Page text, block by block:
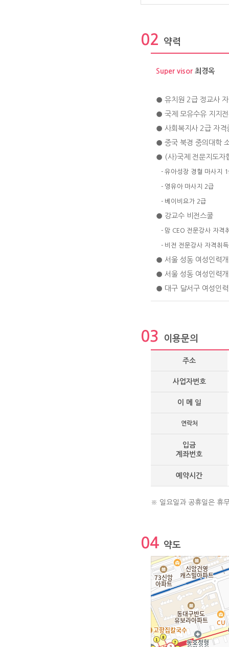
02 약력
Super visor 최경옥
● 유치원 2급 정교사
● 국제 모유수유 지지
● 사회복지사 2급 자격
● 중국 북경 중의대학
● (사)국제 전문지도자
- 유아성장 경혈 마사지 1
- 영유아 마사지 2급
- 베이비요가 2급
● 강교수 비전스쿨
- 맘 CEO 전문강사 자격
- 비전 전문강사 자격취득
● 서울 성동 여성인력
● 서울 성동 여성인력
● 대구 달서구 여성인
03 이용문의
주소
사업자번호
이 메 일
연락처
입금
계좌번호
예약시간
※ 일요일과 공휴일은 휴
04 약도